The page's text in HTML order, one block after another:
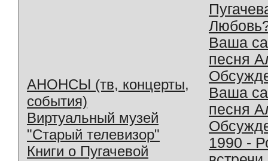
АНОНСЫ (тв, концерты,
события)
Виртуальный музей
"Старый телевизор"
Книги о Пугачевой
Ваша
песня
Ваша
песня
1990 -